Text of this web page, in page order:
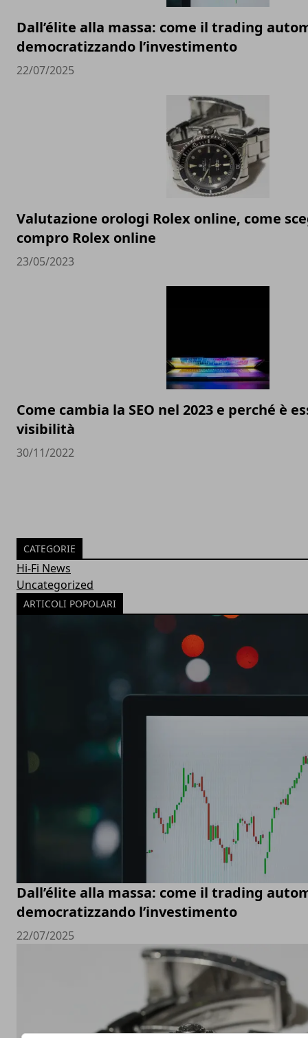
Dall’élite alla massa: come il trading
democratizzando l’investimento
22/07/2025
Valutazione orologi Rolex online, come
compro Rolex online
23/05/2023
Come cambia la SEO nel 2023 e perché è
visibilità
30/11/2022
CATEGORIE
Hi-Fi News
Uncategorized
ARTICOLI POPOLARI
Dall’élite alla massa: come il trading
democratizzando l’investimento
22/07/2025